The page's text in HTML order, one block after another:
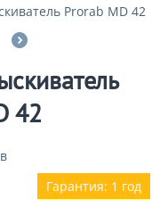
Prorab MD 42
42
Гарантия: 1 год